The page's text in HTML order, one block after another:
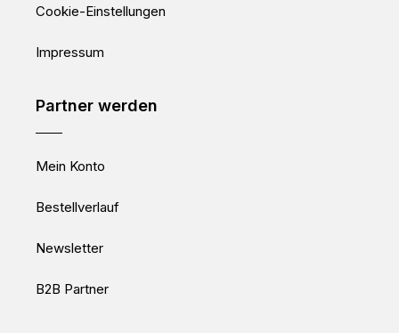
Cookie-Einstellungen
Impressum
Partner werden
Mein Konto
Bestellverlauf
Newsletter
B2B Partner